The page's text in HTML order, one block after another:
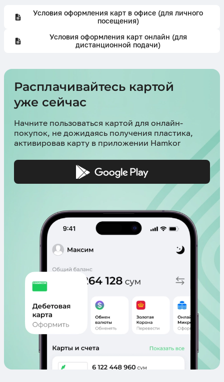
Условия оформления карт в офисе (для личного
посещения)
Условия оформления карт онлайн (для
дистанционной подачи)
Расплачивайтесь картой
уже сейчас
Начните пользоваться картой для онлайн-
покупок, не дожидаясь получения пластика,
активировав карту в приложении Hamkor